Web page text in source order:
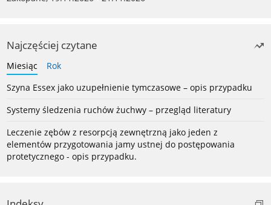
Najczęściej czytane
Miesiąc
Rok
Szyna Essex jako uzupełnienie tymczasowe – opis przypadku
Systemy śledzenia ruchów żuchwy – przegląd literatury
Leczenie zębów z resorpcją zewnętrzną jako jeden z
elementów przygotowania jamy ustnej do postępowania
protetycznego - opis przypadku.